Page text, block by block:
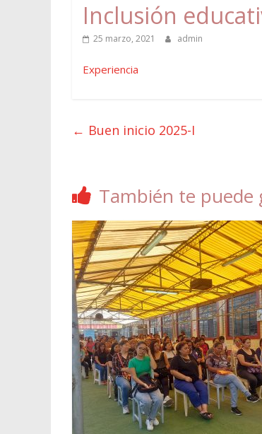
Inclusión
25 marzo, 2021 admin
Experiencia
← Buen inicio 2025-I
También te puede